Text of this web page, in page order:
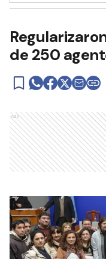
de 250
Ads